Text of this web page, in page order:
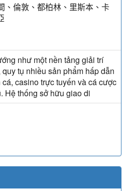
、倫敦、都柏林、里斯本、卡
như một nền tảng giải trí
tụ nhiều sản phẩm hấp dẫn
casino trực tuyến và cá cược
Hệ thống sở hữu giao di